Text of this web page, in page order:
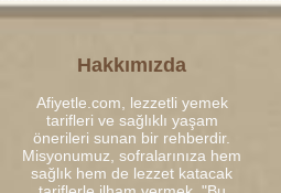
Hakkımızda
Afiyetle.com, lezzetli yemek
tarifleri ve sağlıklı yaşam
önerileri sunan bir rehberdir.
Misyonumuz, sofralarınıza hem
sağlık hem de lezzet katacak